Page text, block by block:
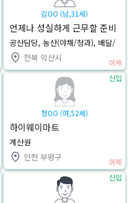
김OO (남,31세)
언제나 성실하게 근무할 준비
가 되어 있습니다.
공산담당, 농산(야채/청과), 배달/
배송기사
전북 익산시 어제
정OO (여,52세)
하이웨이마트
계산원
인천 부평구
신입
어제
신입